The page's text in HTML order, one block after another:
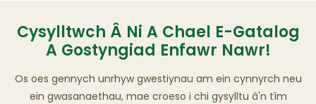
Cysylltwch Â Ni A Chael E-Gatalog
A Gostyngiad Enfawr Nawr!
Os oes gennych unrhyw gwestiynau am ein cynnyrch neu
ein gwasanaethau, mae croeso i chi gysylltu â'n tîm